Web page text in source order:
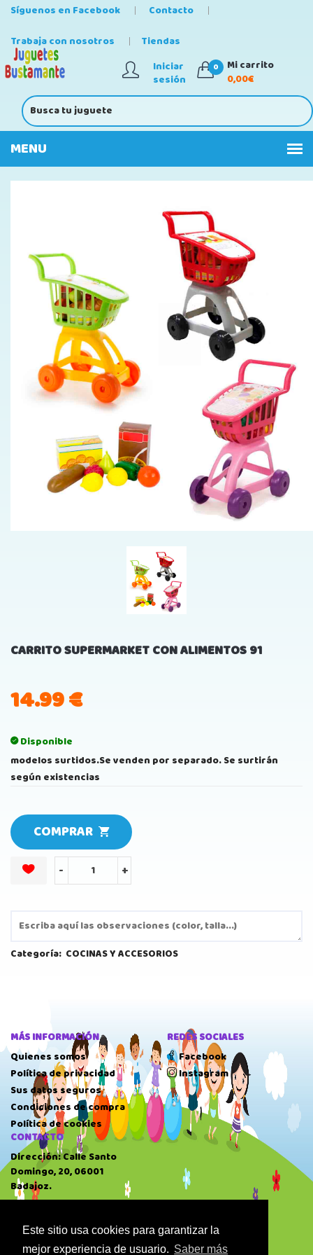
Este sitio usa cookies para garantizar la
mejor experiencia de usuario. Saber más
Síguenos en Facebook
Contacto
Trabaja con nosotros
Tiendas
Iniciar
sesión
0
Mi carrito
0,00€
CARRITO SUPERMARKET CON ALIMENTOS 91
14.99€
Disponible
modelos surtidos.Se venden por separado. Se surtirán
según existencias
COMPRAR
- +
Categoría: COCINAS Y ACCESORIOS
MÁS INFORMACIÓN
Quienes somos
Política de privacidad
Sus datos seguros
Condiciones de compra
Política de cookies
REDES SOCIALES
Facebook
Instagram
CONTACTO
Dirección: Calle Santo
Domingo, 20, 06001
Badajoz.
HORARIO
10:00 AM-14:00 PM